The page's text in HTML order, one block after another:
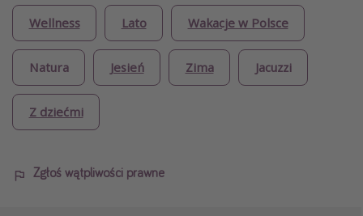
Wellness Lato Wakacje w Polsce
Natura Jesień Zima Jacuzzi
Z dziećmi
Zgłoś wątpliwości prawne